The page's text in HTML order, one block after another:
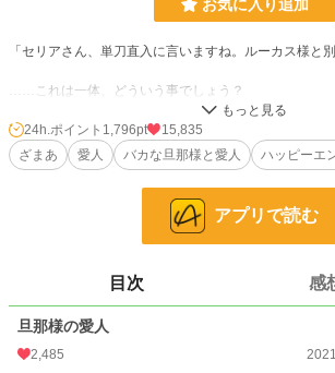
お気に入り追加
「セリアさん、単刀直入に言いますね。ルーカス様と
……これは一体、どういう事でしょう？
いきなり現れたルーカスの愛人に、別れて欲しいと言わ
ルーカスはセリアと結婚し、スペクター侯爵家に婿入
前から愛人がいて、その愛人と侯爵家を乗っ取るつも
設定ゆるゆるの、架空の世界のお話です。
全6話で完結になります。
恋愛
24h.ポイント 1,796pt
15,835
ざまあ
愛人 バカな旦那様と愛人 ハッピーエ
アプリで読む
目次 感
旦那様の愛人
2,485